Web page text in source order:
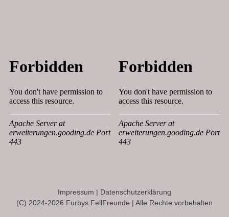
Impressum | Datenschutzerklärung
(C) 2024-2026 Furbys FellFreunde | Alle Rechte vorbehalten